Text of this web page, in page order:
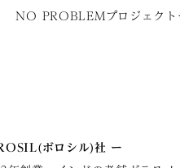
PROBLEMプロジェクト
ボロシル)社 ー